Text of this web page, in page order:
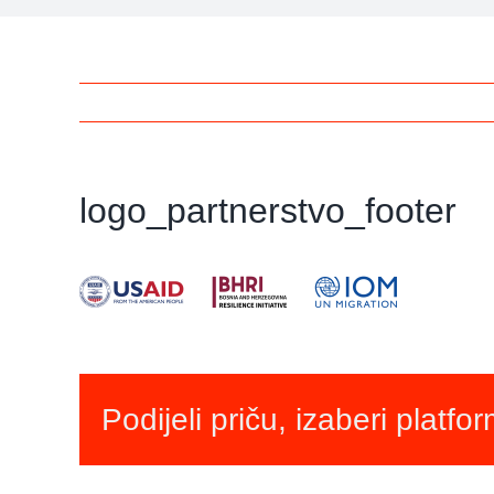
logo_partnerstvo_footer
Podijeli priču, izaberi